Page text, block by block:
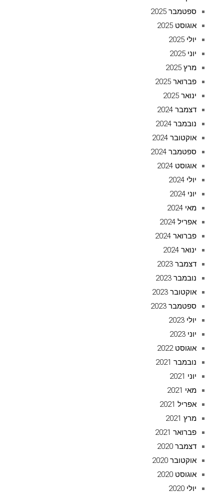
ספטמבר 2025
אוגוסט 2025
יולי 2025
יוני 2025
מרץ 2025
פברואר 2025
ינואר 2025
דצמבר 2024
נובמבר 2024
אוקטובר 2024
ספטמבר 2024
אוגוסט 2024
יולי 2024
יוני 2024
מאי 2024
אפריל 2024
פברואר 2024
ינואר 2024
דצמבר 2023
נובמבר 2023
אוקטובר 2023
ספטמבר 2023
יולי 2023
יוני 2023
אוגוסט 2022
נובמבר 2021
יוני 2021
מאי 2021
אפריל 2021
מרץ 2021
פברואר 2021
דצמבר 2020
אוקטובר 2020
אוגוסט 2020
יולי 2020